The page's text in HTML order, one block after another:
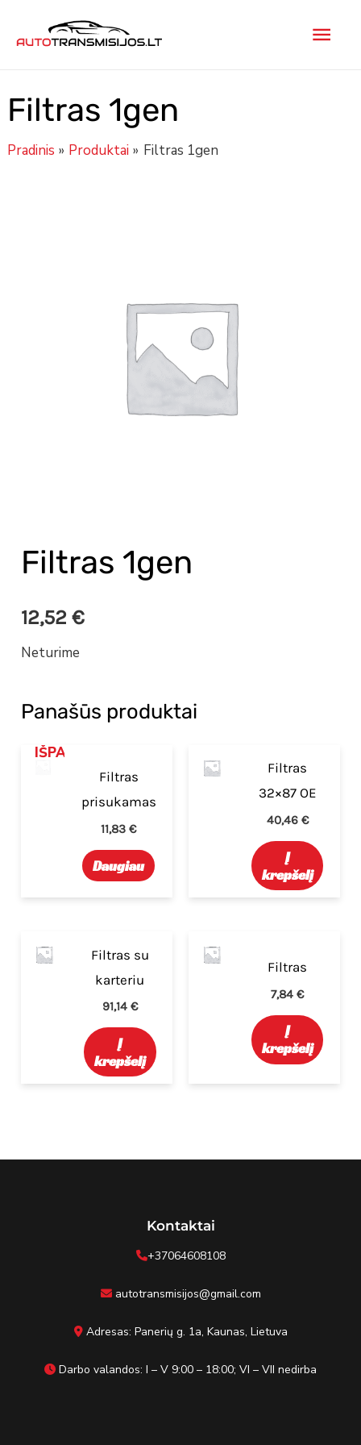
prie
Filtras 1gen
Pradinis Produktai Filtras 1gen
Filtras 1gen
12,52€
Neturime
Panašūs produktai
IŠPARDUOTA
Filtras
prisukamas
11,83€
Daugiau
Filtras
32×87 OE
40,46 €
Į
krepšelį
Filtras su
karteriu
91,14 €
Į
krepšelį
Filtras
7,84€
Į
krepšelį
Kontaktai
+37064608108
autotransmisijos@gmail.com
Adresas: Panerių g. 1a, Kaunas, Lietuva
Darbo valandos: I – V 9:00 – 18:00; VI – VII nedirba